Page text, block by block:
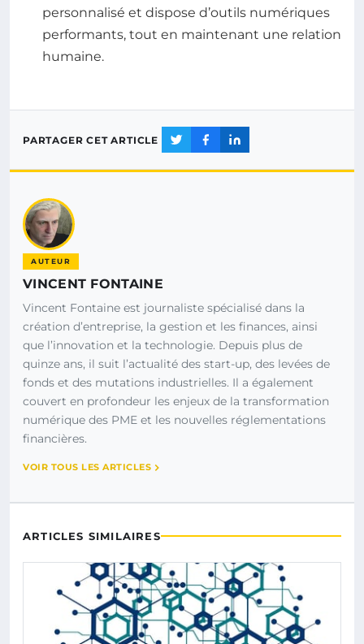
personnalisé et dispose d’outils numériques
performants, tout en maintenant une relation
humaine.
PARTAGER CET ARTICLE
AUTEUR
VINCENT FONTAINE
Vincent Fontaine est journaliste spécialisé dans la
création d’entreprise, la gestion et les finances, ainsi
que l’innovation et la technologie. Depuis plus de
quinze ans, il suit l’actualité des start-up, des levées de
fonds et des mutations industrielles. Il a également
couvert en profondeur les enjeux de la transformation
numérique des PME et les nouvelles réglementations
financières.
VOIR TOUS LES ARTICLES
ARTICLES SIMILAIRES